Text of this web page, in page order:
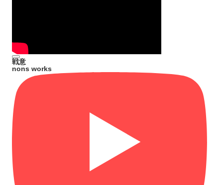
戦意
nons works